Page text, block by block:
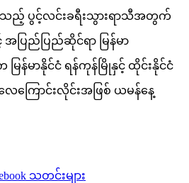
သည့် ပွင့်လင်းခရီးသွားရာသီအတွက်
အပြည်ပြည်ဆိုင်ရာ မြန်မာ
မြန်မာနိုင်ငံ ရန်ကုန်မြိုနှင့် ထိုင်းနိုင်ငံ
ြောင်းလိုင်းအဖြစ် ယမန်နေ့
သတင်းများ